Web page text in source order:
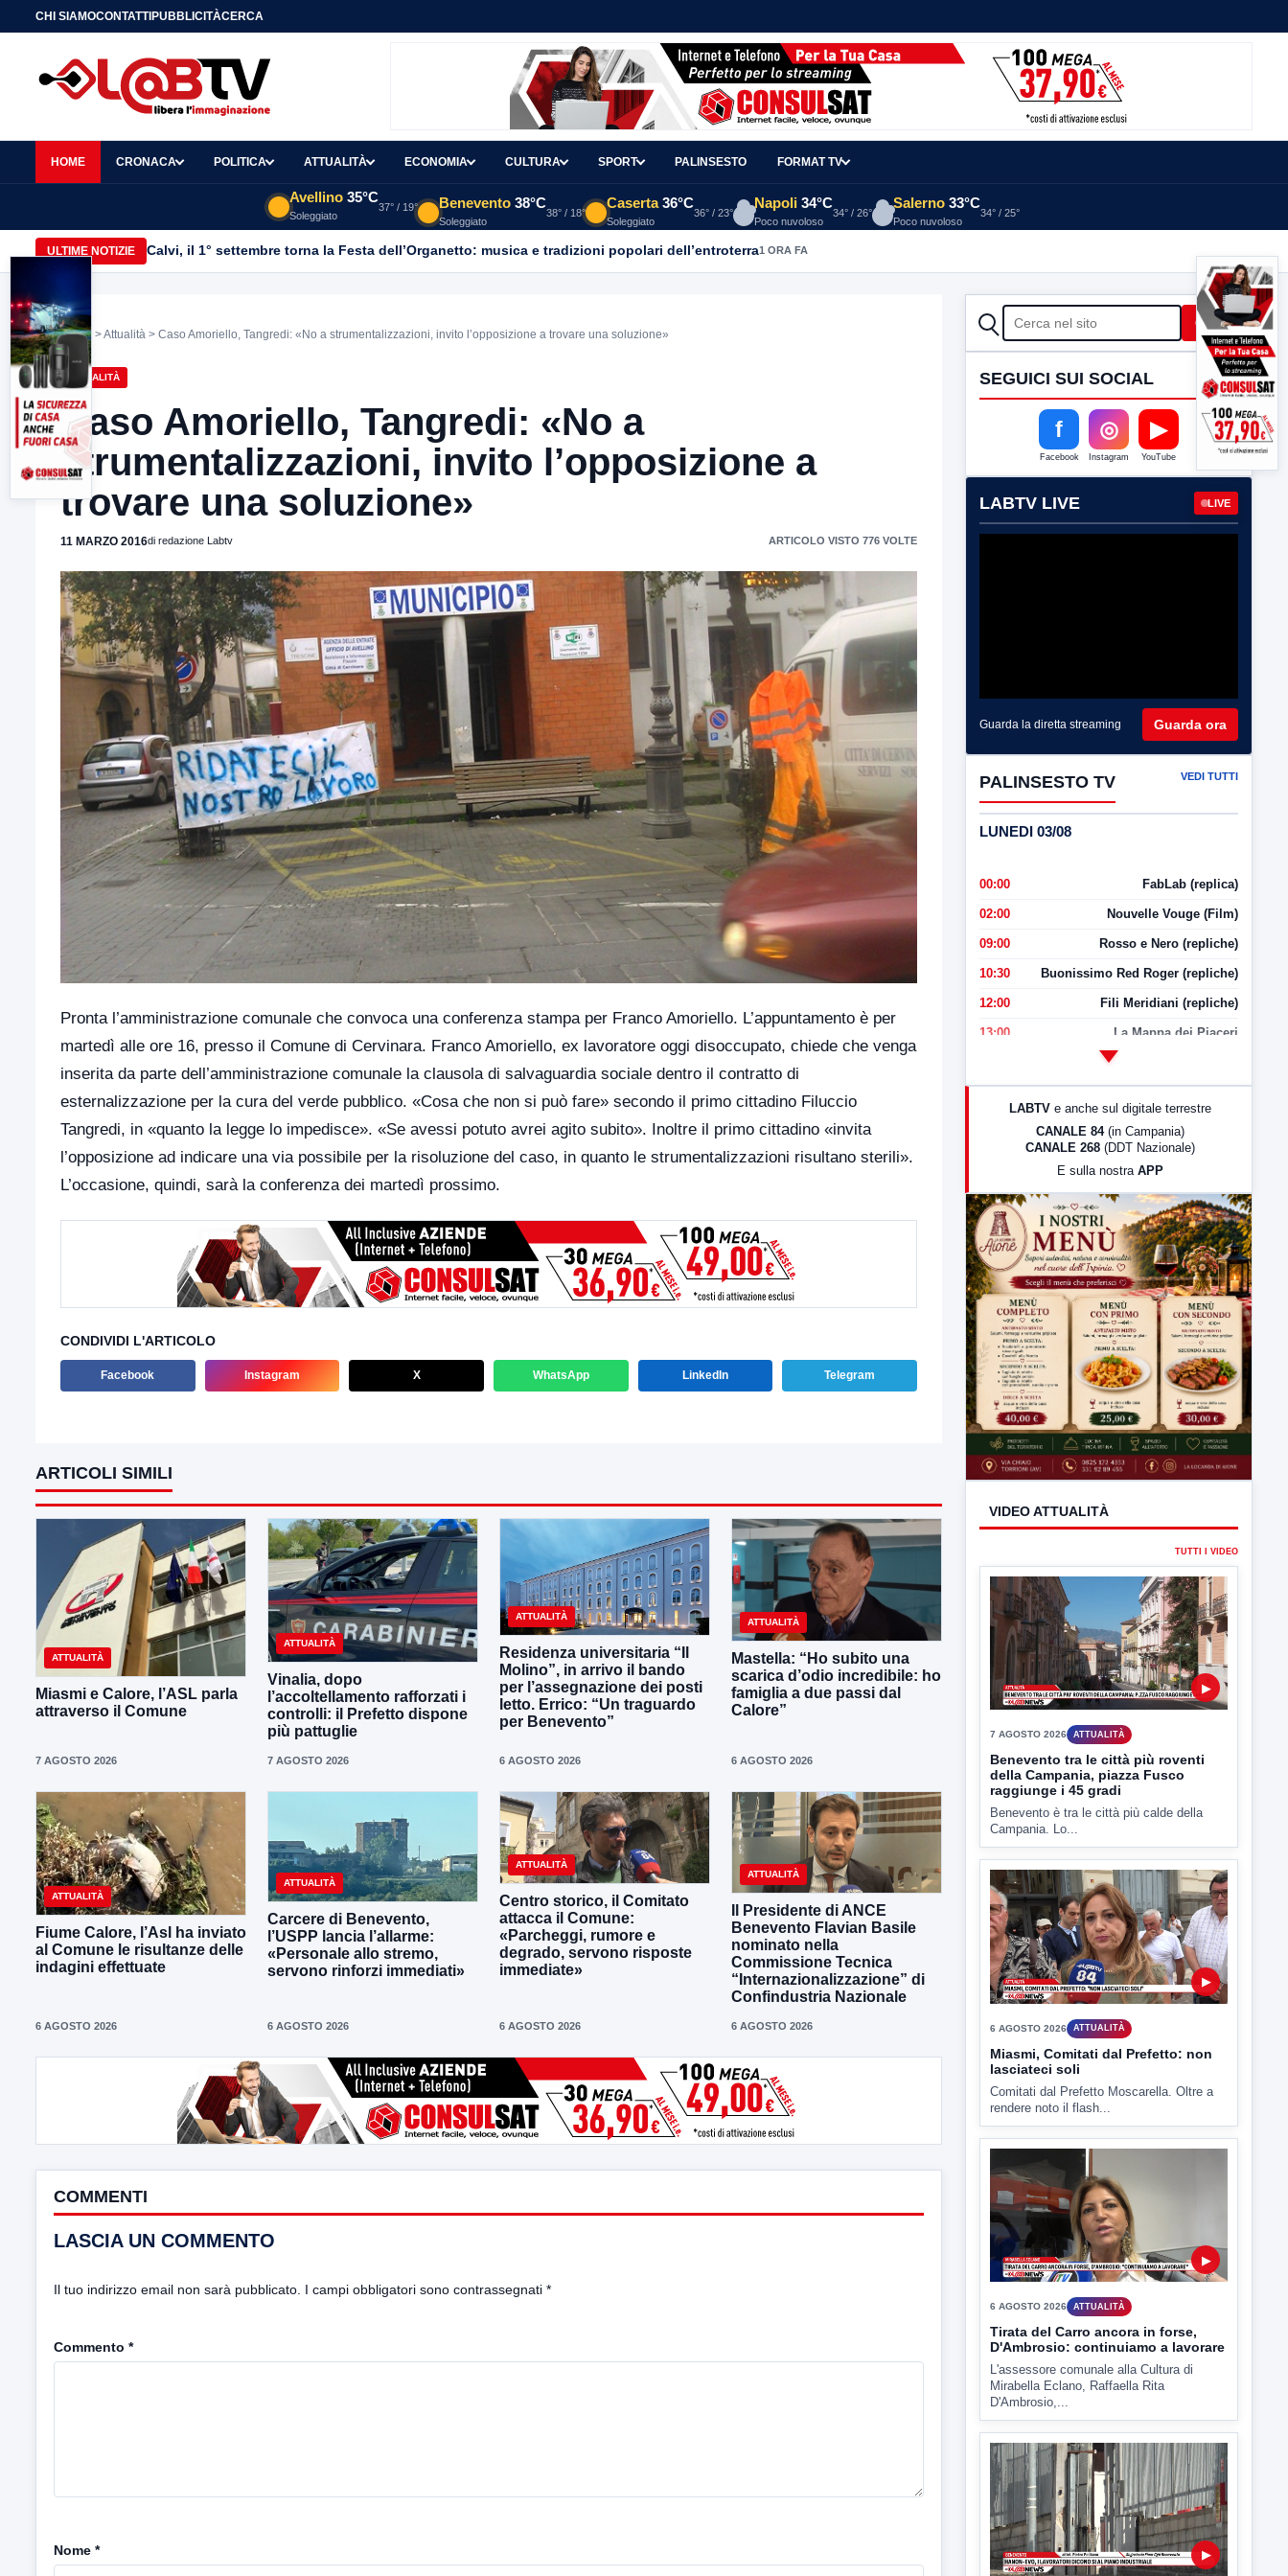
CHI SIAMOCONTATTIPUBBLICITÀCERCA
HOME CRONACA POLITICA ATTUALITÀ ECONOMIA CULTURA SPORT PALINSESTO FORMAT TV
Avellino 35°C
Soleggiato
37° / 19° Benevento 38°C
Soleggiato
38° / 18°
Caserta 36°C
Soleggiato
36° / 23°
Napoli 34°C
Poco nuvoloso
34° / 26°
Salerno 33°C
Poco nuvoloso
34° / 25°
ULTIME NOTIZIE Calvi, il 1° settembre torna la Festa dell’Organetto: musica e tradizioni popolari dell’entroterra1 ORA FA
Home >Attualità > Caso Amoriello, Tangredi: «No a strumentalizzazioni, invito l’opposizione a trovare una soluzione»
ATTUALITÀ
Caso Amoriello, Tangredi: «No a
strumentalizzazioni, invito l’opposizione a
trovare una soluzione»
11 MARZO 2016di redazione Labtv ARTICOLO VISTO 776 VOLTE
Pronta l’amministrazione comunale che convoca una conferenza stampa per Franco Amoriello. L’appuntamento è per
martedì alle ore 16, presso il Comune di Cervinara. Franco Amoriello, ex lavoratore oggi disoccupato, chiede che venga
inserita da parte dell’amministrazione comunale la clausola di salvaguardia sociale dentro il contratto di
esternalizzazione per la cura del verde pubblico. «Cosa che non si può fare» secondo il primo cittadino Filuccio
Tangredi, in «quanto la legge lo impedisce». «Se avessi potuto avrei agito subito». Inoltre il primo cittadino «invita
l’opposizione ad indicare una via possibile per la risoluzione del caso, in quanto le strumentalizzazioni risultano sterili».
L’occasione, quindi, sarà la conferenza dei martedì prossimo.
CONDIVIDI L'ARTICOLO
Facebook Instagram X WhatsApp LinkedIn Telegram
ARTICOLI SIMILI
ATTUALITÀ
Miasmi e Calore, l’ASL parla
attraverso il Comune
7 AGOSTO 2026
ATTUALITÀ
Vinalia, dopo
l’accoltellamento rafforzati i
controlli: il Prefetto dispone
più pattuglie
7 AGOSTO 2026
ATTUALITÀ
Residenza universitaria “Il
Molino”, in arrivo il bando
per l’assegnazione dei posti
letto. Errico: “Un traguardo
per Benevento”
6 AGOSTO 2026
ATTUALITÀ
Mastella: “Ho subito una
scarica d’odio incredibile: ho
famiglia a due passi dal
Calore”
6 AGOSTO 2026
ATTUALITÀ
Fiume Calore, l’Asl ha inviato
al Comune le risultanze delle
indagini effettuate
6 AGOSTO 2026
ATTUALITÀ
Carcere di Benevento,
l’USPP lancia l’allarme:
«Personale allo stremo,
servono rinforzi immediati»
6 AGOSTO 2026
ATTUALITÀ
Centro storico, il Comitato
attacca il Comune:
«Parcheggi, rumore e
degrado, servono risposte
immediate»
6 AGOSTO 2026
ATTUALITÀ
Il Presidente di ANCE
Benevento Flavian Basile
nominato nella
Commissione Tecnica
“Internazionalizzazione” di
Confindustria Nazionale
6 AGOSTO 2026
COMMENTI
LASCIA UN COMMENTO
Il tuo indirizzo email non sarà pubblicato. I campi obbligatori sono contrassegnati *
Commento *
Nome *
CERCA Cerca
SEGUICI SUI SOCIAL
f
Facebook
◎
Instagram
▶
YouTube
LABTV LIVE LIVE
Guarda la diretta streaming Guarda ora
PALINSESTO TV VEDI TUTTI
LUNEDI 03/08
00:00 FabLab (replica)
02:00 Nouvelle Vouge (Film)
09:00 Rosso e Nero (repliche)
10:30 Buonissimo Red Roger (repliche)
12:00 Fili Meridiani (repliche)
13:00 La Mappa dei Piaceri
LabNews (Diretta)
23:00 LabNews (replica)
LABTV e anche sul digitale terrestre
CANALE 84 (in Campania)
CANALE 268 (DDT Nazionale)
E sulla nostra APP
VIDEO ATTUALITÀ
▶
7 AGOSTO 2026 ATTUALITÀ
Benevento tra le città più roventi
della Campania, piazza Fusco
raggiunge i 45 gradi
Benevento è tra le città più calde della
Campania. Lo...
6 AGOSTO 2026 ATTUALITÀ
Miasmi, Comitati dal Prefetto: non
lasciateci soli
Comitati dal Prefetto Moscarella. Oltre a
rendere noto il flash...
6 AGOSTO 2026 ATTUALITÀ
Tirata del Carro ancora in forse,
D'Ambrosio: continuiamo a lavorare
L'assessore comunale alla Cultura di